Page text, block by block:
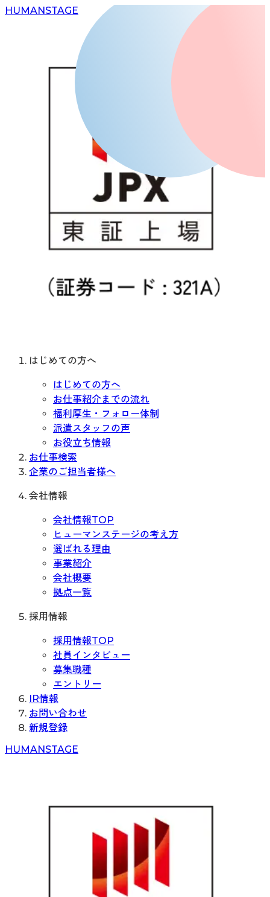
HUMANSTAGE
はじめての方へ
はじめての方へ
お仕事紹介までの流れ
福利厚生・フォロー体制
派遣スタッフの声
お役立ち情報
お仕事検索
企業のご担当者様へ
会社情報
会社情報TOP
ヒューマンステージの考え方
選ばれる理由
事業紹介
会社概要
拠点一覧
採用情報
採用情報TOP
社員インタビュー
募集職種
エントリー
IR情報
お問い合わせ
新規登録
HUMANSTAGE